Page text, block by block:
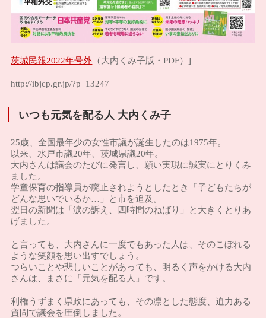
茨城民報2022年号外 （大内くみ子版・PDF）]
http://ibjcp.gr.jp/?p=13247
いつも元気を配る人 大内くみ子
25歳、全国最年少の女性市議が誕生したのは1975年。
以来、水戸市議20年、茨城県議20年。
大内さんは議会のたびに発言し、願い実現に誠実にとりくみ
ました。
学童保育の指導員が廃止されようとしたとき「子どもたちが
どんな思いでいるか…」と市を追及。
翌日の新聞は「涙の訴え、四時間のねばり」と大きくとりあ
げました。
と言っても、大内さんに一度でもあった人は、そのこぼれる
ような笑顔を思い出すでしょう。
つらいことや悲しいことがあっても、明るく声をかける大内
さんは、まさに「元気を配る人」です。
利権うずまく県政にあっても、その凛とした態度、迫力ある
質問で議会を圧倒しました。